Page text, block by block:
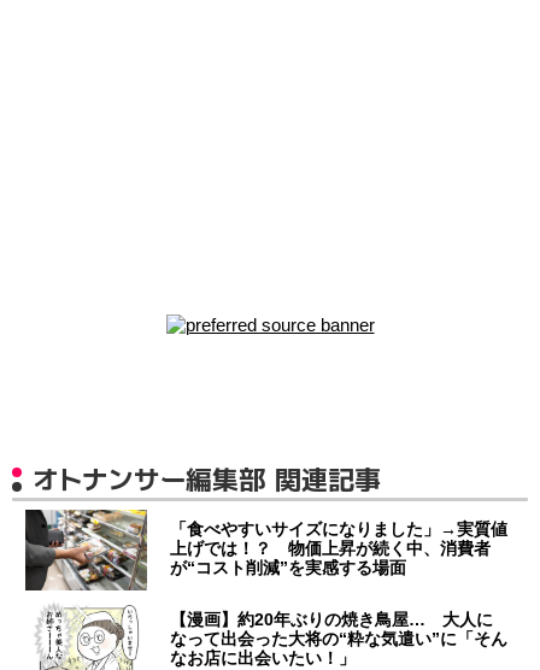
オトナンサー編集部 関連記事
「食べやすいサイズになりました」→実質値
上げでは！？ 物価上昇が続く中、消費者
が“コスト削減”を実感する場面
【漫画】約20年ぶりの焼き鳥屋… 大人に
なって出会った大将の“粋な気遣い”に「そん
なお店に出会いたい！」